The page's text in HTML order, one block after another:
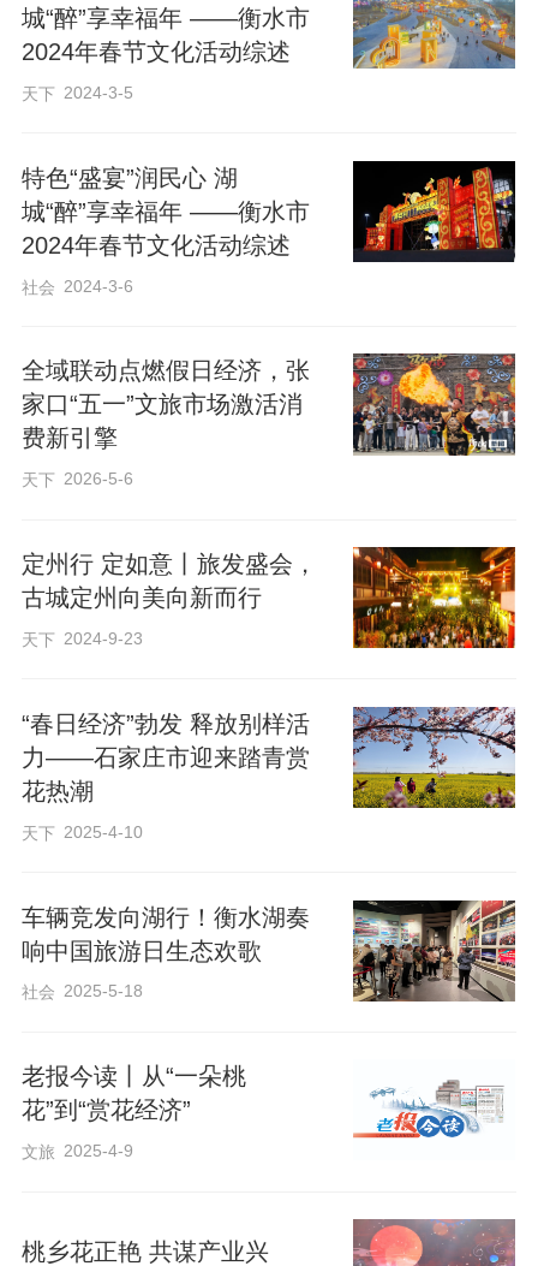
培训涵盖红色历史讲解技巧、服务礼仪规
范、应急处置流程等内容，通过系统业务
授课与实景实操演练，着力提升讲解队伍
过硬、热情周到的讲解队伍已全员上岗，
全方位满足游客参观需求。
新推出委派接待制度。村里安排专人对接
组团游客，根据游客的参观路线、停留时
长等需求，统筹调配村内农家院资源，实
现“游客有去处、农户有增收”。据了解，花
饼、板栗炖鸡等本地特色美食，“五一”假期
前，不少农家院已陆续接到订单。
古长城蜿蜒山间，红色场馆庄严肃穆，特
色农家院错落有致。近年来，花厂峪村充
分发挥资源优势，将自然风光与历史文
化、民俗风情完美融合，推出“游红色景
光”一站式体验，吸引众多游客前来观光打
卡、休闲体验。游客走进抗日纪念馆，聆
听英雄事迹；漫步村史馆，回望老区发展
足农家院落，品味地道美食，沉浸式感受
革命老区的独特魅力。
城“醉”享幸福年 ——衡水市
2024年春节文化活动综述
天下 2024-3-5
特色“盛宴”润民心 湖
城“醉”享幸福年 ——衡水市
2024年春节文化活动综述
社会 2024-3-6
全域联动点燃假日经济，张
家口“五一”文旅市场激活消
费新引擎
天下 2026-5-6
定州行 定如意丨旅发盛会，
古城定州向美向新而行
天下 2024-9-23
“春日经济”勃发 释放别样活
力——石家庄市迎来踏青赏
花热潮
天下 2025-4-10
车辆竞发向湖行！衡水湖奏
响中国旅游日生态欢歌
社会 2025-5-18
老报今读丨从“一朵桃
花”到“赏花经济”
文旅 2025-4-9
桃乡花正艳 共谋产业兴